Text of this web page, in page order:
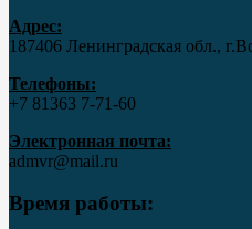
Адрес:
187406 Ленинградская обл.,
Телефоны:
+7 81363 7‑71-60
Электронная почта:
admvr@mail.ru
Время работы: